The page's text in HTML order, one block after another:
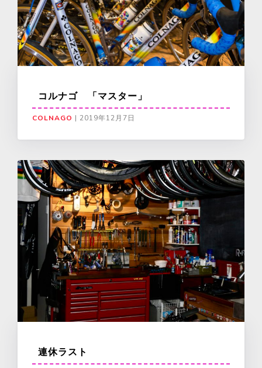
コルナゴ 「マスター」
COLNAGO | 2019年12月7日
連休ラスト